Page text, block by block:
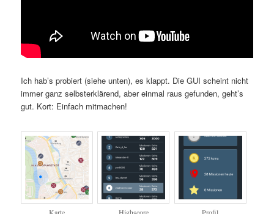
Ich hab’s probiert (siehe unten), es klappt. Die GUI scheint nicht
immer ganz selbsterklärend, aber einmal raus gefunden, geht’s
gut. Kort: Einfach mitmachen!